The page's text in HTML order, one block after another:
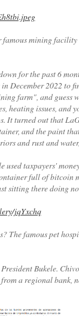
famous mining
for the past 6
December 2022 to
farm", and guess
heating issues, and
It turned out that
and the paint
and rust and
used taxpayers'
full of bitcoin
sitting there doing
jqYxchq
The famous pet
Bukele.
a regional bank,